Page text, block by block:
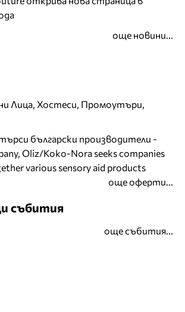
още новини...
Лица, Хостеси, Промоутъри,
български производители -
Oliz/Koko-Nora seeks companies
various sensory aid products
още оферти...
събития
още събития...